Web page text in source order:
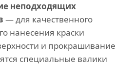
неподходящих
— для качественного
нанесения краски
и прокрашивание
специальные валики